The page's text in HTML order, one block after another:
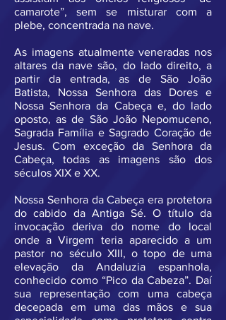
camarote”, sem se misturar com a
plebe, concentrada na nave.
As imagens atualmente veneradas nos
altares da nave são, do lado direito, a
partir da entrada, as de São João
Batista, Nossa Senhora das Dores e
Nossa Senhora da Cabeça e, do lado
oposto, as de São João Nepomuceno,
Sagrada Família e Sagrado Coração de
Jesus. Com exceção da Senhora da
Cabeça, todas as imagens são dos
séculos XIX e XX.
Nossa Senhora da Cabeça era protetora
do cabido da Antiga Sé. O título da
invocação deriva do nome do local
onde a Virgem teria aparecido a um
pastor no século XIII, o topo de uma
elevação da Andaluzia espanhola,
conhecido como “Pico da Cabeza”. Daí
sua representação com uma cabeça
decepada em uma das mãos e sua